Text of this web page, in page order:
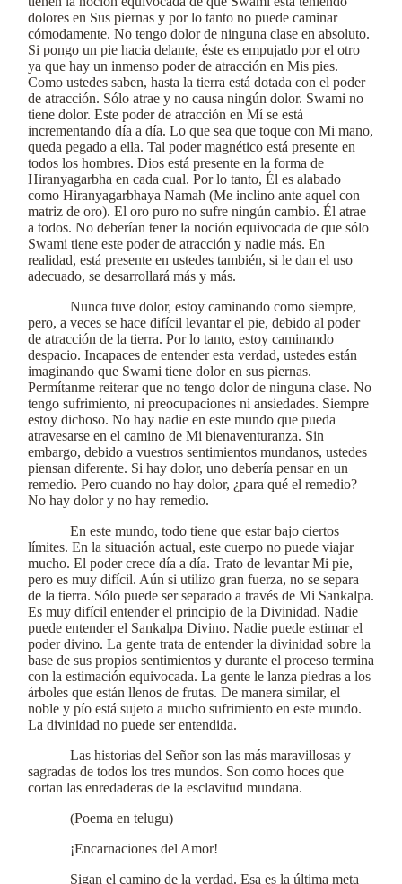
dolores en Sus piernas y por lo tanto no puede caminar
cómodamente. No tengo dolor de ninguna clase en absoluto.
Si pongo un pie hacia delante, éste es empujado por el otro
ya que hay un inmenso poder de atracción en Mis pies.
Como ustedes saben, hasta la tierra está dotada con el poder
de atracción. Sólo atrae y no causa ningún dolor. Swami no
tiene dolor. Este poder de atracción en Mí se está
incrementando día a día. Lo que sea que toque con Mi mano,
queda pegado a ella. Tal poder magnético está presente en
todos los hombres. Dios está presente en la forma de
Hiranyagarbha en cada cual. Por lo tanto, Él es alabado
como Hiranyagarbhaya Namah (Me inclino ante aquel con
matriz de oro). El oro puro no sufre ningún cambio. Él atrae
a todos. No deberían tener la noción equivocada de que sólo
Swami tiene este poder de atracción y nadie más. En
realidad, está presente en ustedes también, si le dan el uso
adecuado, se desarrollará más y más.
Nunca tuve dolor, estoy caminando como siempre,
pero, a veces se hace difícil levantar el pie, debido al poder
de atracción de la tierra. Por lo tanto, estoy caminando
despacio. Incapaces de entender esta verdad, ustedes están
imaginando que Swami tiene dolor en sus piernas.
Permítanme reiterar que no tengo dolor de ninguna clase. No
tengo sufrimiento, ni preocupaciones ni ansiedades. Siempre
estoy dichoso. No hay nadie en este mundo que pueda
atravesarse en el camino de Mi bienaventuranza. Sin
embargo, debido a vuestros sentimientos mundanos, ustedes
piensan diferente. Si hay dolor, uno debería pensar en un
remedio. Pero cuando no hay dolor, ¿para qué el remedio?
No hay dolor y no hay remedio.
En este mundo, todo tiene que estar bajo ciertos
límites. En la situación actual, este cuerpo no puede viajar
mucho. El poder crece día a día. Trato de levantar Mi pie,
pero es muy difícil. Aún si utilizo gran fuerza, no se separa
de la tierra. Sólo puede ser separado a través de Mi Sankalpa.
Es muy difícil entender el principio de la Divinidad. Nadie
puede entender el Sankalpa Divino. Nadie puede estimar el
poder divino. La gente trata de entender la divinidad sobre la
base de sus propios sentimientos y durante el proceso termina
con la estimación equivocada. La gente le lanza piedras a los
árboles que están llenos de frutas. De manera similar, el
noble y pío está sujeto a mucho sufrimiento en este mundo.
La divinidad no puede ser entendida.
Las historias del Señor son las más maravillosas y
sagradas de todos los tres mundos. Son como hoces que
cortan las enredaderas de la esclavitud mundana.
(Poema en telugu)
¡Encarnaciones del Amor!
Sigan el camino de la verdad. Esa es la última meta